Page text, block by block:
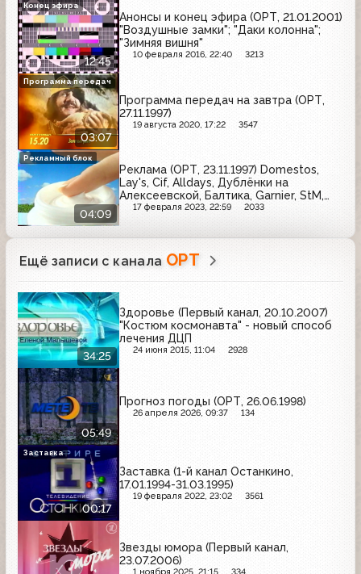
12:45
Анонсы и конец эфира (ОРТ, 21.01.2001)
"Воздушные замки"; "Даки колонна";
"Зимняя вишня"
10 февраля 2016, 22:40 3213
Конец эфира
03:07
Программа передач на завтра (ОРТ,
27.11.1997)
19 августа 2020, 17:22 3547
Программа передач
04:09
Реклама (ОРТ, 23.11.1997) Domestos,
Lay's, Cif, Alldays, Дублёнки на
Алексеевской, Балтика, Garnier, StM,
Wrigley's, Домашняя кулинария,
17 февраля 2023, 22:59 2033
Рекламный блок
Ещё записи с канала ОРТ
34:25
Здоровье (Первый канал, 20.10.2007)
"Костюм космонавта" - новый способ
лечения ДЦП
24 июня 2015, 11:04 2928
05:49
Прогноз погоды (ОРТ, 26.06.1998)
26 апреля 2026, 09:37 134
00:17
Заставка (1-й канал Останкино,
17.01.1994-31.03.1995)
19 февраля 2022, 23:02 3561
Заставка
Звезды юмора (Первый канал,
23.07.2006)